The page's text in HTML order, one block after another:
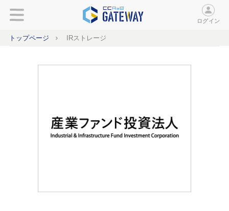
ログイン
トップページ IRストレージ